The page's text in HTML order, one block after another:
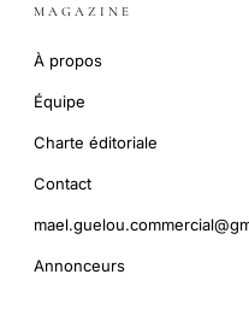
MAGAZINE
À propos
Équipe
Charte éditoriale
Contact
Annonceurs